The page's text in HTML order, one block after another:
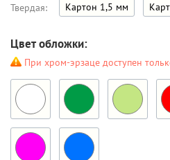
Твердая: Картон 1,5 мм
Цвет обложки:
При хром-эрзаце доступен